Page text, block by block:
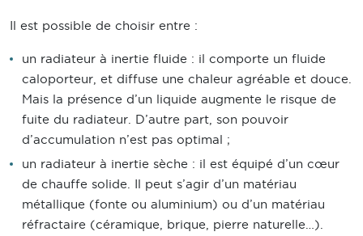
Il est possible de choisir entre :
un radiateur à inertie fluide : il comporte un fluide
caloporteur, et diffuse une chaleur agréable et douce.
Mais la présence d’un liquide augmente le risque de
fuite du radiateur. D’autre part, son pouvoir
d’accumulation n’est pas optimal ;
un radiateur à inertie sèche : il est équipé d’un cœur
de chauffe solide. Il peut s’agir d’un matériau
métallique (fonte ou aluminium) ou d’un matériau
réfractaire (céramique, brique, pierre naturelle…).